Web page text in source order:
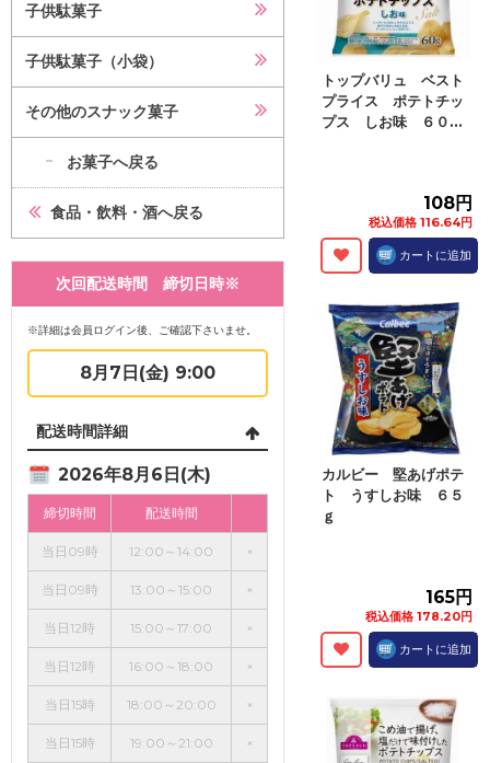
子供駄菓子
子供駄菓子（小袋）
その他のスナック菓子
お菓子へ戻る
食品・飲料・酒へ戻る
次回配送時間 締切日時※
※詳細は会員ログイン後、ご確認下さいませ。
8月7日(金) 9:00
配送時間詳細
2026年8月6日(木)
締切時間 配送時間
当日09時 12:00～14:00 ×
当日09時 13:00～15:00 ×
当日12時 15:00～17:00 ×
当日12時 16:00～18:00 ×
当日15時 18:00～20:00 ×
当日15時 19:00～21:00 ×
トップバリュ ベスト
プライス ポテトチッ
プス しお味 ６０...
108円
税込価格 116.64円
カートに追加
カルビー 堅あげポテ
ト うすしお味 ６５
ｇ
165円
税込価格 178.20円
カートに追加